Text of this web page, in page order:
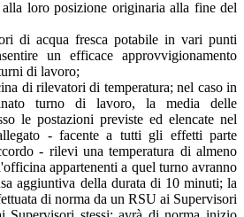
loro posizione originaria alla fine del
di acqua fresca potabile in vari punti
un efficace approvvigionamento
di lavoro;
di rilevatori di temperatura; nel caso in
turno di lavoro, la media delle
le postazioni previste ed elencate nel
- facente a tutti gli effetti parte
- rilevi una temperatura di almeno
appartenenti a quel turno avranno
aggiuntiva della durata di 10 minuti; la
di norma da un RSU ai Supervisori